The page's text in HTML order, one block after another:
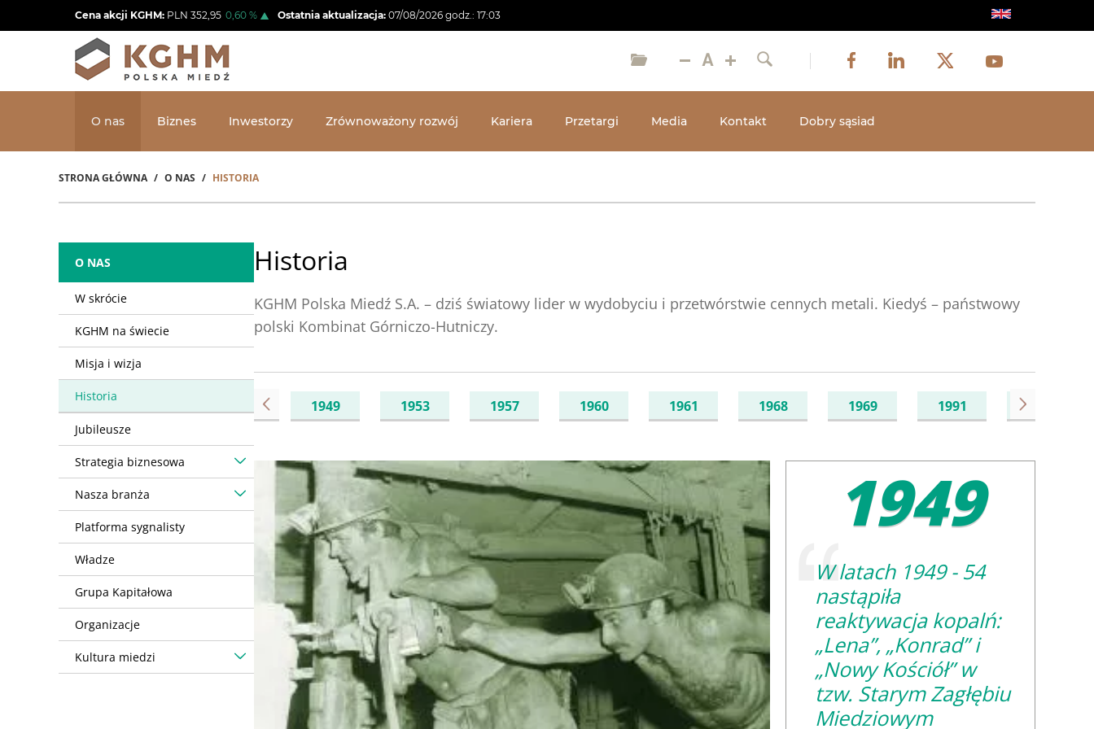
do
Cena akcji KGHM: PLN 352,95 0,60 % Ostatnia aktualizacja: 07/08/2026 godz.: 17:03
Szukaj
Social
media
Facebook
Obraz
LinkedIn
Obraz
Twitter
Obraz
Youtube
Obraz
O nas Biznes Inwestorzy Zrównoważony rozwój Kariera Przetargi Media Kontakt Dobry sąsiad
Ścieżka
STRONA GŁÓWNA O NAS HISTORIA
Historia
KGHM Polska Miedź S.A. – dziś światowy lider w wydobyciu i przetwórstwie cennych metali. Kiedyś – państwowy
polski Kombinat Górniczo-Hutniczy.
1949 1953 1957 1960 1961 1968 1969 1991
Obraz 1949
W latach 1949 - 54
nastąpiła
reaktywacja kopalń:
„Lena”, „Konrad” i
„Nowy Kościół” w
tzw. Starym Zagłębiu
Miedziowym
O NAS
W skrócie
KGHM na świecie
Misja i wizja
Historia
Jubileusze
Strategia biznesowa
Nasza branża
Platforma sygnalisty
Władze
Grupa Kapitałowa
Organizacje
Kultura miedzi